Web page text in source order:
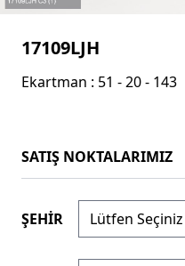
17109LJH
Ekartman : 51 - 20 - 143
SATIŞ NOKTALARIMIZ
ŞEHİR